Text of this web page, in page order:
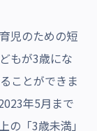
児のための短
もが3歳にな
ことができま
年5月まで
の「3歳未満」